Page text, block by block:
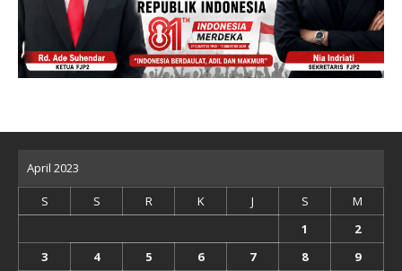
April 2023
S S R K J S
M
1
2
3
4 5 6 7 8 9